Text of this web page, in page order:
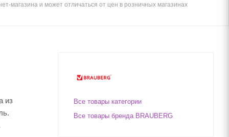
магазина и может отличаться от цен в розничных магазинах
из
Все товары категории
Все товары бренда BRAUBERG